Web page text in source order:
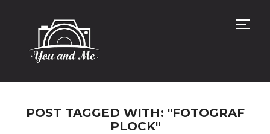
POST TAGGED WITH: "FOTOGRAF
PLOCK"